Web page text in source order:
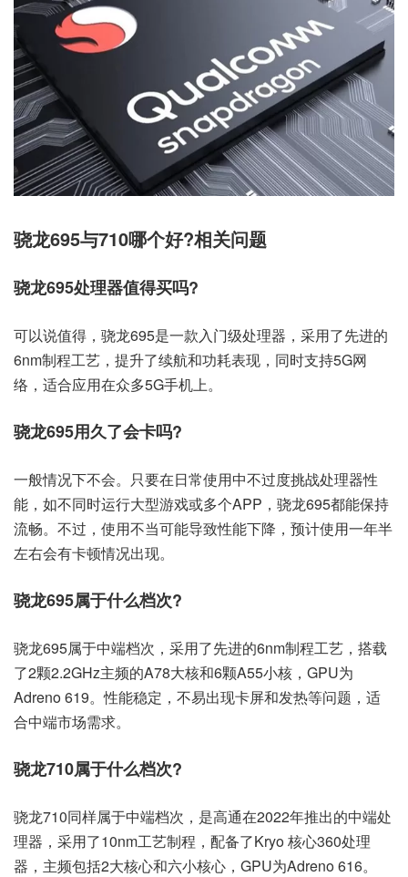
骁龙695与710哪个好?相关问题
骁龙695处理器值得买吗?
可以说值得，骁龙695是一款入门级处理器，采用了先进的
6nm制程工艺，提升了续航和功耗表现，同时支持5G网
络，适合应用在众多5G手机上。
骁龙695用久了会卡吗?
一般情况下不会。只要在日常使用中不过度挑战处理器性
能，如不同时运行大型游戏或多个APP，骁龙695都能保持
流畅。不过，使用不当可能导致性能下降，预计使用一年半
左右会有卡顿情况出现。
骁龙695属于什么档次?
骁龙695属于中端档次，采用了先进的6nm制程工艺，搭载
了2颗2.2GHz主频的A78大核和6颗A55小核，GPU为
Adreno 619。性能稳定，不易出现卡屏和发热等问题，适
合中端市场需求。
骁龙710属于什么档次?
骁龙710同样属于中端档次，是高通在2022年推出的中端处
理器，采用了10nm工艺制程，配备了Kryo 核心360处理
器，主频包括2大核心和六小核心，GPU为Adreno 616。